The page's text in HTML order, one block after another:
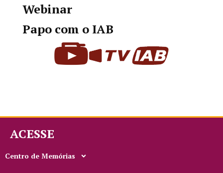
Webinar
Papo com o IAB
ACESSE
Centro de Memórias